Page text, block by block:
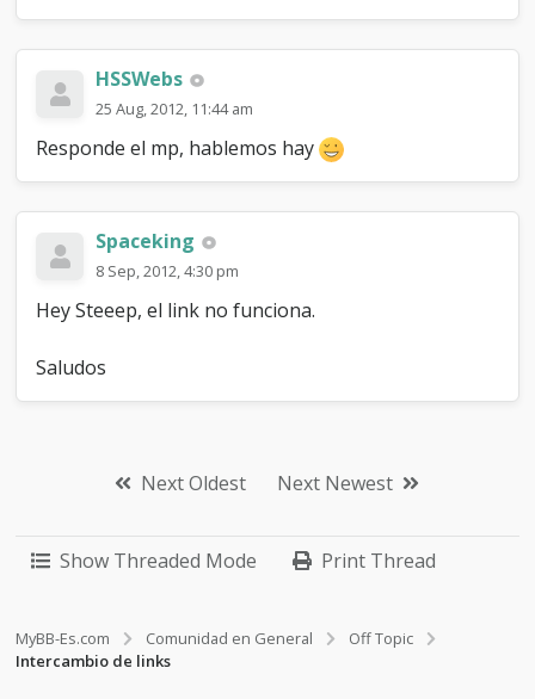
HSSWebs
25 Aug, 2012, 11:44 am
Responde el mp, hablemos hay
Spaceking
8 Sep, 2012, 4:30 pm
Hey Steeep, el link no funciona.
Saludos
Next Oldest Next Newest
Show Threaded Mode Print Thread
MyBB-Es.com Comunidad en General
Off Topic
Intercambio de links